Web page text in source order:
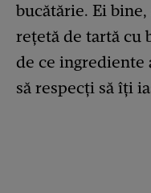
bucătărie. Ei
rețetă de tartă cu
de ce ingrediente
să respecți să îți